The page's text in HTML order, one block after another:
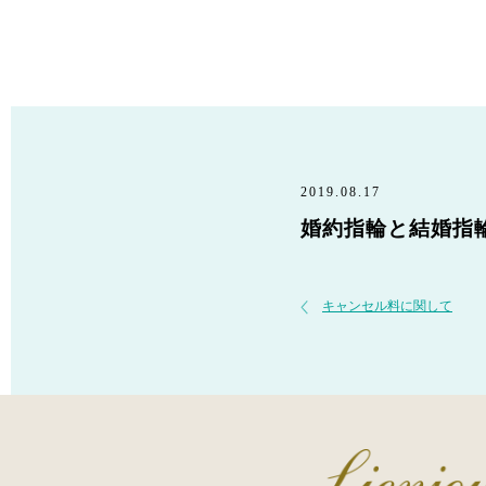
2019.08.17
婚約指輪と結婚指
キャンセル料に関して